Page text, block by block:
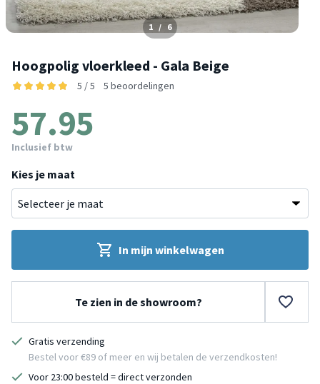
1 / 6
Hoogpolig vloerkleed - Gala Beige
5 / 5 5 beoordelingen
57.95
Inclusief btw
Kies je maat
In mijn winkelwagen
Te zien in de showroom?
Gratis verzending
Bestel voor €89 of meer en wij betalen de verzendkosten!
Voor 23:00 besteld = direct verzonden